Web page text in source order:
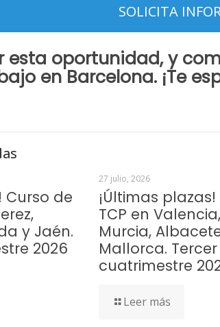
esta oportunidad, y
enBarcelona. ¡Te
Curso de
y Jaén.
2026
27 julio, 2026
¡Últimas
TCP en
Murcia,
Mallorca. Tercer
cuatrimestre
Leer más